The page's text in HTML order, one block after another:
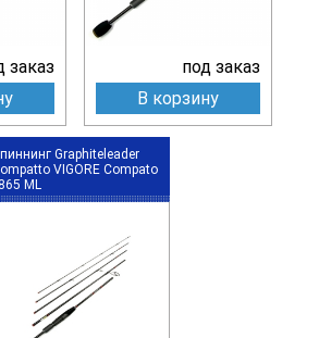
заказ
под заказ
В корзину
Graphiteleader
VIGORE Compato
ML